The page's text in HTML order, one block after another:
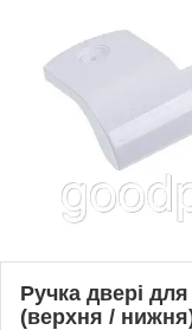
Ручка двері
(верхня /